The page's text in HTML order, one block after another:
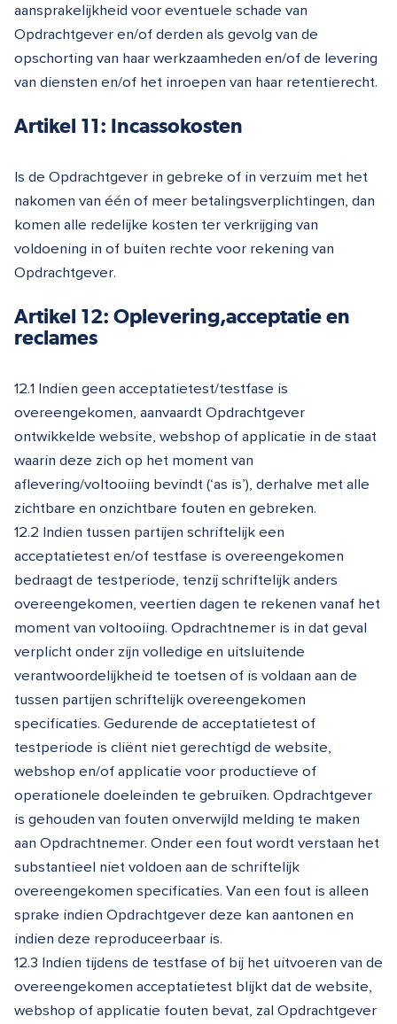
aansprakelijkheid voor eventuele schade van
Opdrachtgever en/of derden als gevolg van de
opschorting van haar werkzaamheden en/of de levering
van diensten en/of het inroepen van haar retentierecht.
Artikel 11: Incassokosten
Is de Opdrachtgever in gebreke of in verzuim met het
nakomen van één of meer betalingsverplichtingen, dan
komen alle redelijke kosten ter verkrijging van
voldoening in of buiten rechte voor rekening van
Opdrachtgever.
Artikel 12: Oplevering,acceptatie en
reclames
12.1 Indien geen acceptatietest/testfase is
overeengekomen, aanvaardt Opdrachtgever
ontwikkelde website, webshop of applicatie in de staat
waarin deze zich op het moment van
aflevering/voltooiing bevindt (‘as is’), derhalve met alle
zichtbare en onzichtbare fouten en gebreken.
12.2 Indien tussen partijen schriftelijk een
acceptatietest en/of testfase is overeengekomen
bedraagt de testperiode, tenzij schriftelijk anders
overeengekomen, veertien dagen te rekenen vanaf het
moment van voltooiing. Opdrachtnemer is in dat geval
verplicht onder zijn volledige en uitsluitende
verantwoordelijkheid te toetsen of is voldaan aan de
tussen partijen schriftelijk overeengekomen
specificaties. Gedurende de acceptatietest of
testperiode is cliënt niet gerechtigd de website,
webshop en/of applicatie voor productieve of
operationele doeleinden te gebruiken. Opdrachtgever
is gehouden van fouten onverwijld melding te maken
aan Opdrachtnemer. Onder een fout wordt verstaan het
substantieel niet voldoen aan de schriftelijk
overeengekomen specificaties. Van een fout is alleen
sprake indien Opdrachtgever deze kan aantonen en
indien deze reproduceerbaar is.
12.3 Indien tijdens de testfase of bij het uitvoeren van de
overeengekomen acceptatietest blijkt dat de website,
webshop of applicatie fouten bevat, zal Opdrachtgever